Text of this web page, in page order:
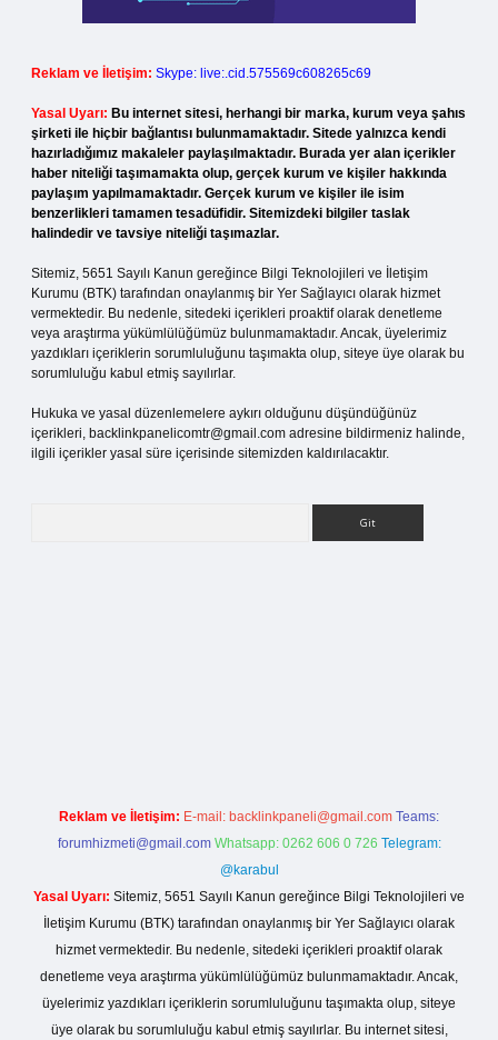
Reklam ve İletişim: Skype: live:.cid.575569c608265c69
Yasal Uyarı: Bu internet sitesi, herhangi bir marka, kurum veya şahıs
şirketi ile hiçbir bağlantısı bulunmamaktadır. Sitede yalnızca kendi
hazırladığımız makaleler paylaşılmaktadır. Burada yer alan içerikler
haber niteliği taşımamakta olup, gerçek kurum ve kişiler hakkında
paylaşım yapılmamaktadır. Gerçek kurum ve kişiler ile isim
benzerlikleri tamamen tesadüfidir. Sitemizdeki bilgiler taslak
halindedir ve tavsiye niteliği taşımazlar.
Sitemiz, 5651 Sayılı Kanun gereğince Bilgi Teknolojileri ve İletişim
Kurumu (BTK) tarafından onaylanmış bir Yer Sağlayıcı olarak hizmet
vermektedir. Bu nedenle, sitedeki içerikleri proaktif olarak denetleme
veya araştırma yükümlülüğümüz bulunmamaktadır. Ancak, üyelerimiz
yazdıkları içeriklerin sorumluluğunu taşımakta olup, siteye üye olarak bu
sorumluluğu kabul etmiş sayılırlar.
Hukuka ve yasal düzenlemelere aykırı olduğunu düşündüğünüz
içerikleri, backlinkpanelicomtr@gmail.com adresine bildirmeniz halinde,
ilgili içerikler yasal süre içerisinde sitemizden kaldırılacaktır.
Reklam ve İletişim: E-mail: backlinkpaneli@gmail.com Teams:
forumhizmeti@gmail.com Whatsapp: 0262 606 0 726 Telegram:
@karabul
Yasal Uyarı: Sitemiz, 5651 Sayılı Kanun gereğince Bilgi Teknolojileri ve
İletişim Kurumu (BTK) tarafından onaylanmış bir Yer Sağlayıcı olarak
hizmet vermektedir. Bu nedenle, sitedeki içerikleri proaktif olarak
denetleme veya araştırma yükümlülüğümüz bulunmamaktadır. Ancak,
üyelerimiz yazdıkları içeriklerin sorumluluğunu taşımakta olup, siteye
üye olarak bu sorumluluğu kabul etmiş sayılırlar. Bu internet sitesi,